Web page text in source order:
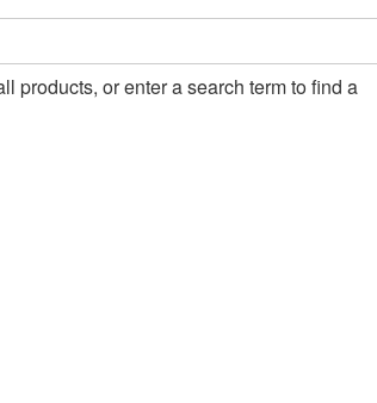
products, or enter a search term to find a